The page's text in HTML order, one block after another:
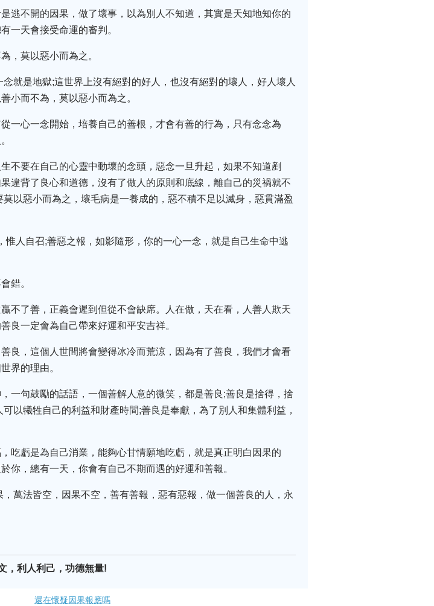
逃不開的因果，做了壞事，以為別人不知道，其實是天知地知你的
一天會接受命運的審判。
，莫以惡小而為之。
就是地獄;這世界上沒有絕對的好人，也沒有絕對的壞人，好人壞人
小而不為，莫以惡小而為之。
一心一念開始，培養自己的善根，才會有善的行為，只有念念為
不要在自己的心靈中動壞的念頭，惡念一旦升起，如果不知道剷
違背了良心和道德，沒有了做人的原則和底線，離自己的災禍就不
以惡小而為之，壞毛病是一養成的，惡不積不足以滅身，惡貫滿盈
人自召;善惡之報，如影隨形，你的一心一念，就是自己生命中逃
錯。
不了善，正義會遲到但從不會缺席。人在做，天在看，人善人欺天
良一定會為自己帶來好運和平安吉祥。
良，這個人世間將會變得冰冷而荒涼，因為有了善良，我們才會看
界的理由。
一句鼓勵的話語，一個善解人意的微笑，都是善良;善良是捨得，捨
以犧牲自己的利益和財產時間;善良是奉獻，為了別人和集體利益，
吃虧是為自己消業，能夠心甘情願地吃虧，就是真正明白因果的
你，總有一天，你會有自己不期而遇的好運和善報。
萬法皆空，因果不空，善有善報，惡有惡報，做一個善良的人，永
，利人利己，功德無量!
還在懷疑因果報應嗎